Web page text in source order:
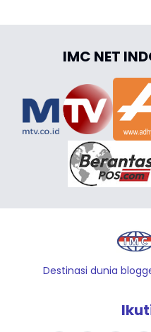
IMC NET
Destinasi dunia